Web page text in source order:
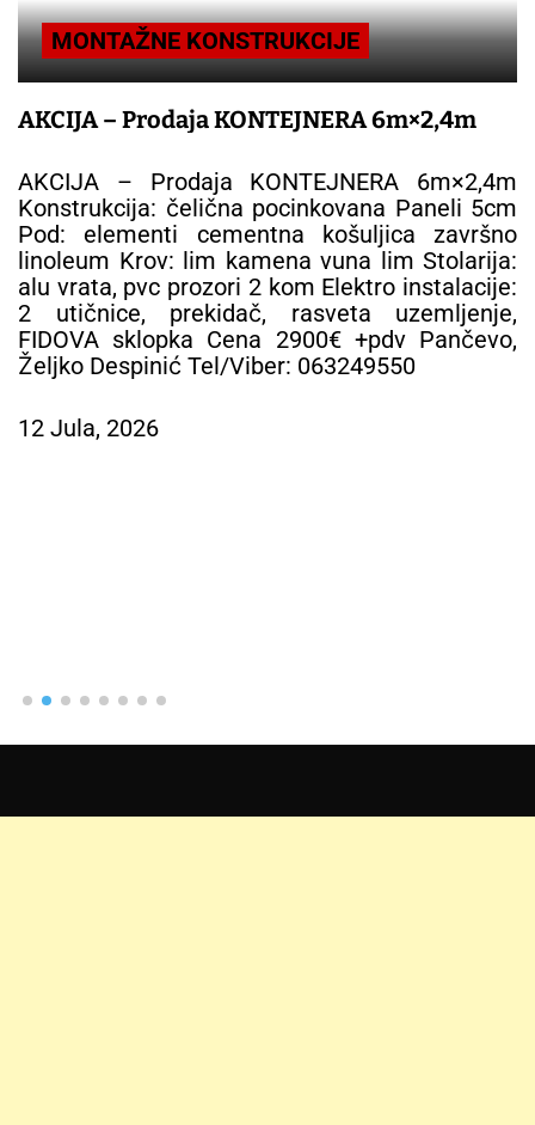
6m×2,4m
6m×2,4m
Paneli 5cm
košuljica završno
vuna lim Stolarija:
Elektro instalacije:
uzemljenje,
+pdv Pančevo,
MATERIJALI ZA
PVC lamperija
Firma Roloplast Mošić
0659696174 Sa iskustvom
pripadamo vodećim
poslovanje zasniva na
materijala i brizganih
Kada birate naše
vredno 50 godina
svetskim standardima.